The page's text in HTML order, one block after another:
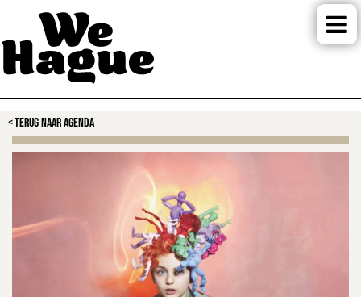
TERUG NAAR AGENDA